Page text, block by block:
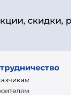
скидки,